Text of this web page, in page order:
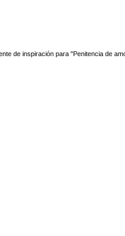
de inspiración para "Penitencia de